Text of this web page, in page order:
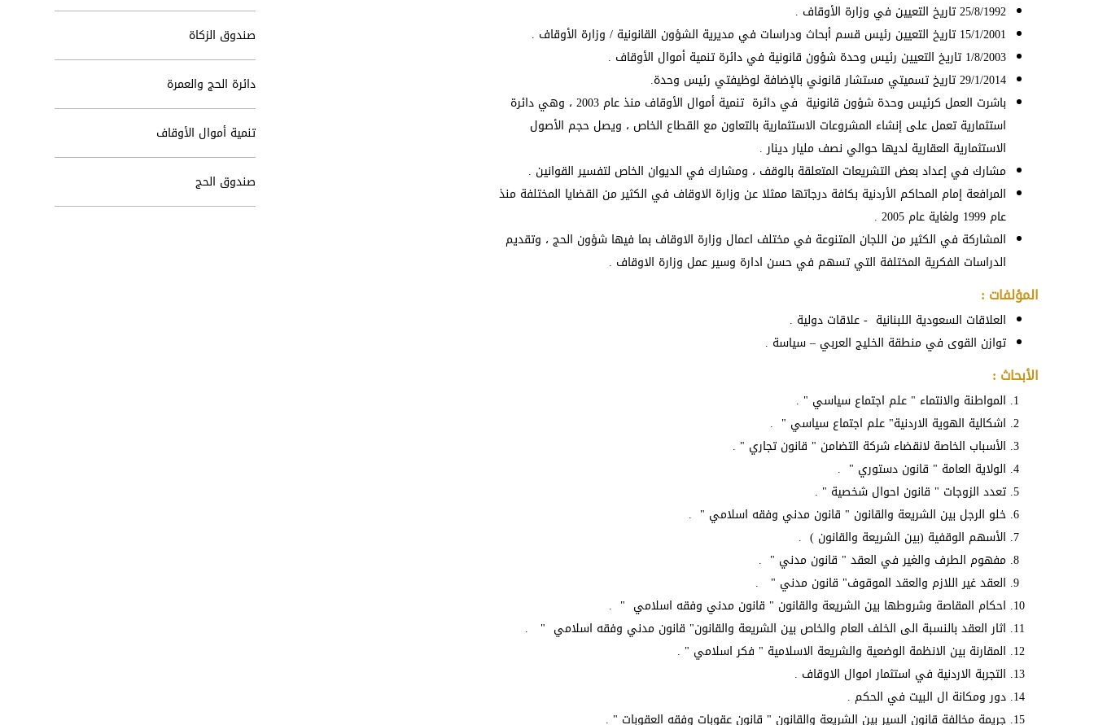
25/8/1992 تاريخ التعيين في وزارة الأوقاف .
15/1/2001 تاريخ التعيين رئيس قسم أبحاث ودراسات في مديرية الشؤون القانونية / وزارة الأوقاف .
1/8/2003 تاريخ التعيين رئيس وحدة شؤون قانونية في دائرة تنمية أموال الأوقاف .
29/1/2014 تاريخ تسميتي مستشار قانوني بالإضافة لوظيفتي رئيس وحدة.
باشرت العمل كرئيس وحدة شؤون قانونية في دائرة تنمية أموال الأوقاف منذ عام 2003 ، وهي دائرة
استثمارية تعمل على إنشاء المشروعات الاستثمارية بالتعاون مع القطاع الخاص ، ويصل حجم الأصول
الاستثمارية العقارية لديها حوالي نصف مليار دينار .
مشارك في إعداد بعض التشريعات المتعلقة بالوقف ، ومشارك في الديوان الخاص لتفسير القوانين .
المرافعة إمام المحاكم الأردنية بكافة درجاتها ممثلا عن وزارة الاوقاف في الكثير من القضايا المختلفة منذ
عام 1999 ولغاية عام 2005 .
المشاركة في الكثير من اللجان المتنوعة في مختلف اعمال وزارة الاوقاف بما فيها شؤون الحج ، وتقديم
الدراسات الفكرية المختلفة التي تسهم في حسن ادارة وسير عمل وزارة الاوقاف .
المؤلفات :
العلاقات السعودية اللبنانية - علاقات دولية .
توازن القوى في منطقة الخليج العربي – سياسة .
الأبحاث :
المواطنة والانتماء " علم اجتماع سياسي " .
اشكالية الهوية الاردنية" علم اجتماع سياسي " .
الأسباب الخاصة لانقضاء شركة التضامن " قانون تجاري " .
الولاية العامة " قانون دستوري " .
تعدد الزوجات " قانون احوال شخصية " .
خلو الرجل بين الشريعة والقانون " قانون مدني وفقه اسلامي " .
الأسهم الوقفية (بين الشريعة والقانون ) .
مفهوم الطرف والغير في العقد " قانون مدني " .
العقد غير اللازم والعقد الموقوف" قانون مدني " .
احكام المقاصة وشروطها بين الشريعة والقانون " قانون مدني وفقه اسلامي " .
اثار العقد بالنسبة الى الخلف العام والخاص بين الشريعة والقانون" قانون مدني وفقه اسلامي " .
المقارنة بين الانظمة الوضعية والشريعة الاسلامية " فكر اسلامي " .
التجربة الاردنية في استثمار اموال الاوقاف .
دور ومكانة ال البيت في الحكم .
جريمة مخالفة قانون السير بين الشريعة والقانون " قانون عقوبات وفقه العقوبات " .
صندوق الزكاة
دائرة الحج والعمرة
تنمية أموال الأوقاف
صندوق الحج